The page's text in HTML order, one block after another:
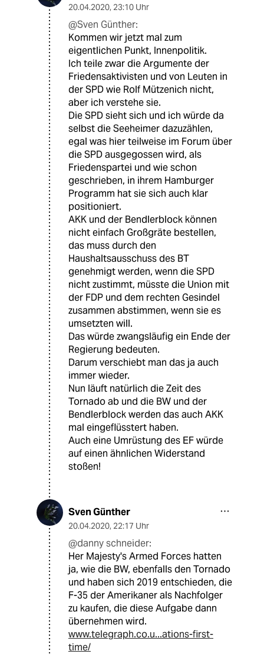
20.04.2020, 23:10 Uhr
@Sven Günther:
Kommen wir jetzt mal zum
eigentlichen Punkt, Innenpolitik.
Ich teile zwar die Argumente der
Friedensaktivisten und von Leuten in
der SPD wie Rolf Mützenich nicht,
aber ich verstehe sie.
Die SPD sieht sich und ich würde da
selbst die Seeheimer dazuzählen,
egal was hier teilweise im Forum über
die SPD ausgegossen wird, als
Friedenspartei und wie schon
geschrieben, in ihrem Hamburger
Programm hat sie sich auch klar
positioniert.
AKK und der Bendlerblock können
nicht einfach Großgräte bestellen,
das muss durch den
Haushaltsausschuss des BT
genehmigt werden, wenn die SPD
nicht zustimmt, müsste die Union mit
der FDP und dem rechten Gesindel
zusammen abstimmen, wenn sie es
umsetzten will.
Das würde zwangsläufig ein Ende der
Regierung bedeuten.
Darum verschiebt man das ja auch
immer wieder.
Nun läuft natürlich die Zeit des
Tornado ab und die BW und der
Bendlerblock werden das auch AKK
mal eingeflüsstert haben.
Auch eine Umrüstung des EF würde
auf einen ähnlichen Widerstand
stoßen!
Sven Günther
20.04.2020, 22:17 Uhr
@danny schneider:
Her Majesty's Armed Forces hatten
ja, wie die BW, ebenfalls den Tornado
und haben sich 2019 entschieden, die
F-35 der Amerikaner als Nachfolger
zu kaufen, die diese Aufgabe dann
übernehmen wird.
www.telegraph.co.u...ations-first-
time/